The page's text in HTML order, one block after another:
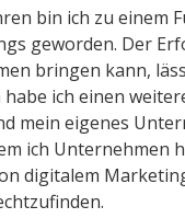
bin ich zu einem
geworden. Der
bringen kann,
habe ich einen
mein eigenes
ich Unternehmen
digitalem